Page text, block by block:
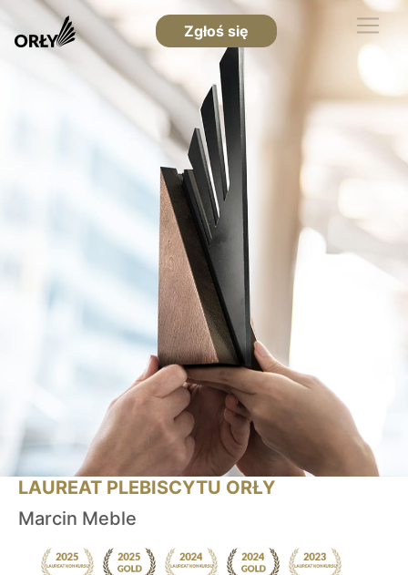
Zgłoś się
LAUREAT PLEBISCYTU ORŁY
Marcin Meble